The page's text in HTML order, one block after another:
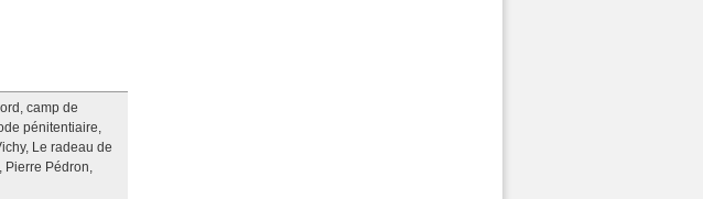
, camp de
pénitentiaire,
, Le radeau de
, Pierre Pédron,